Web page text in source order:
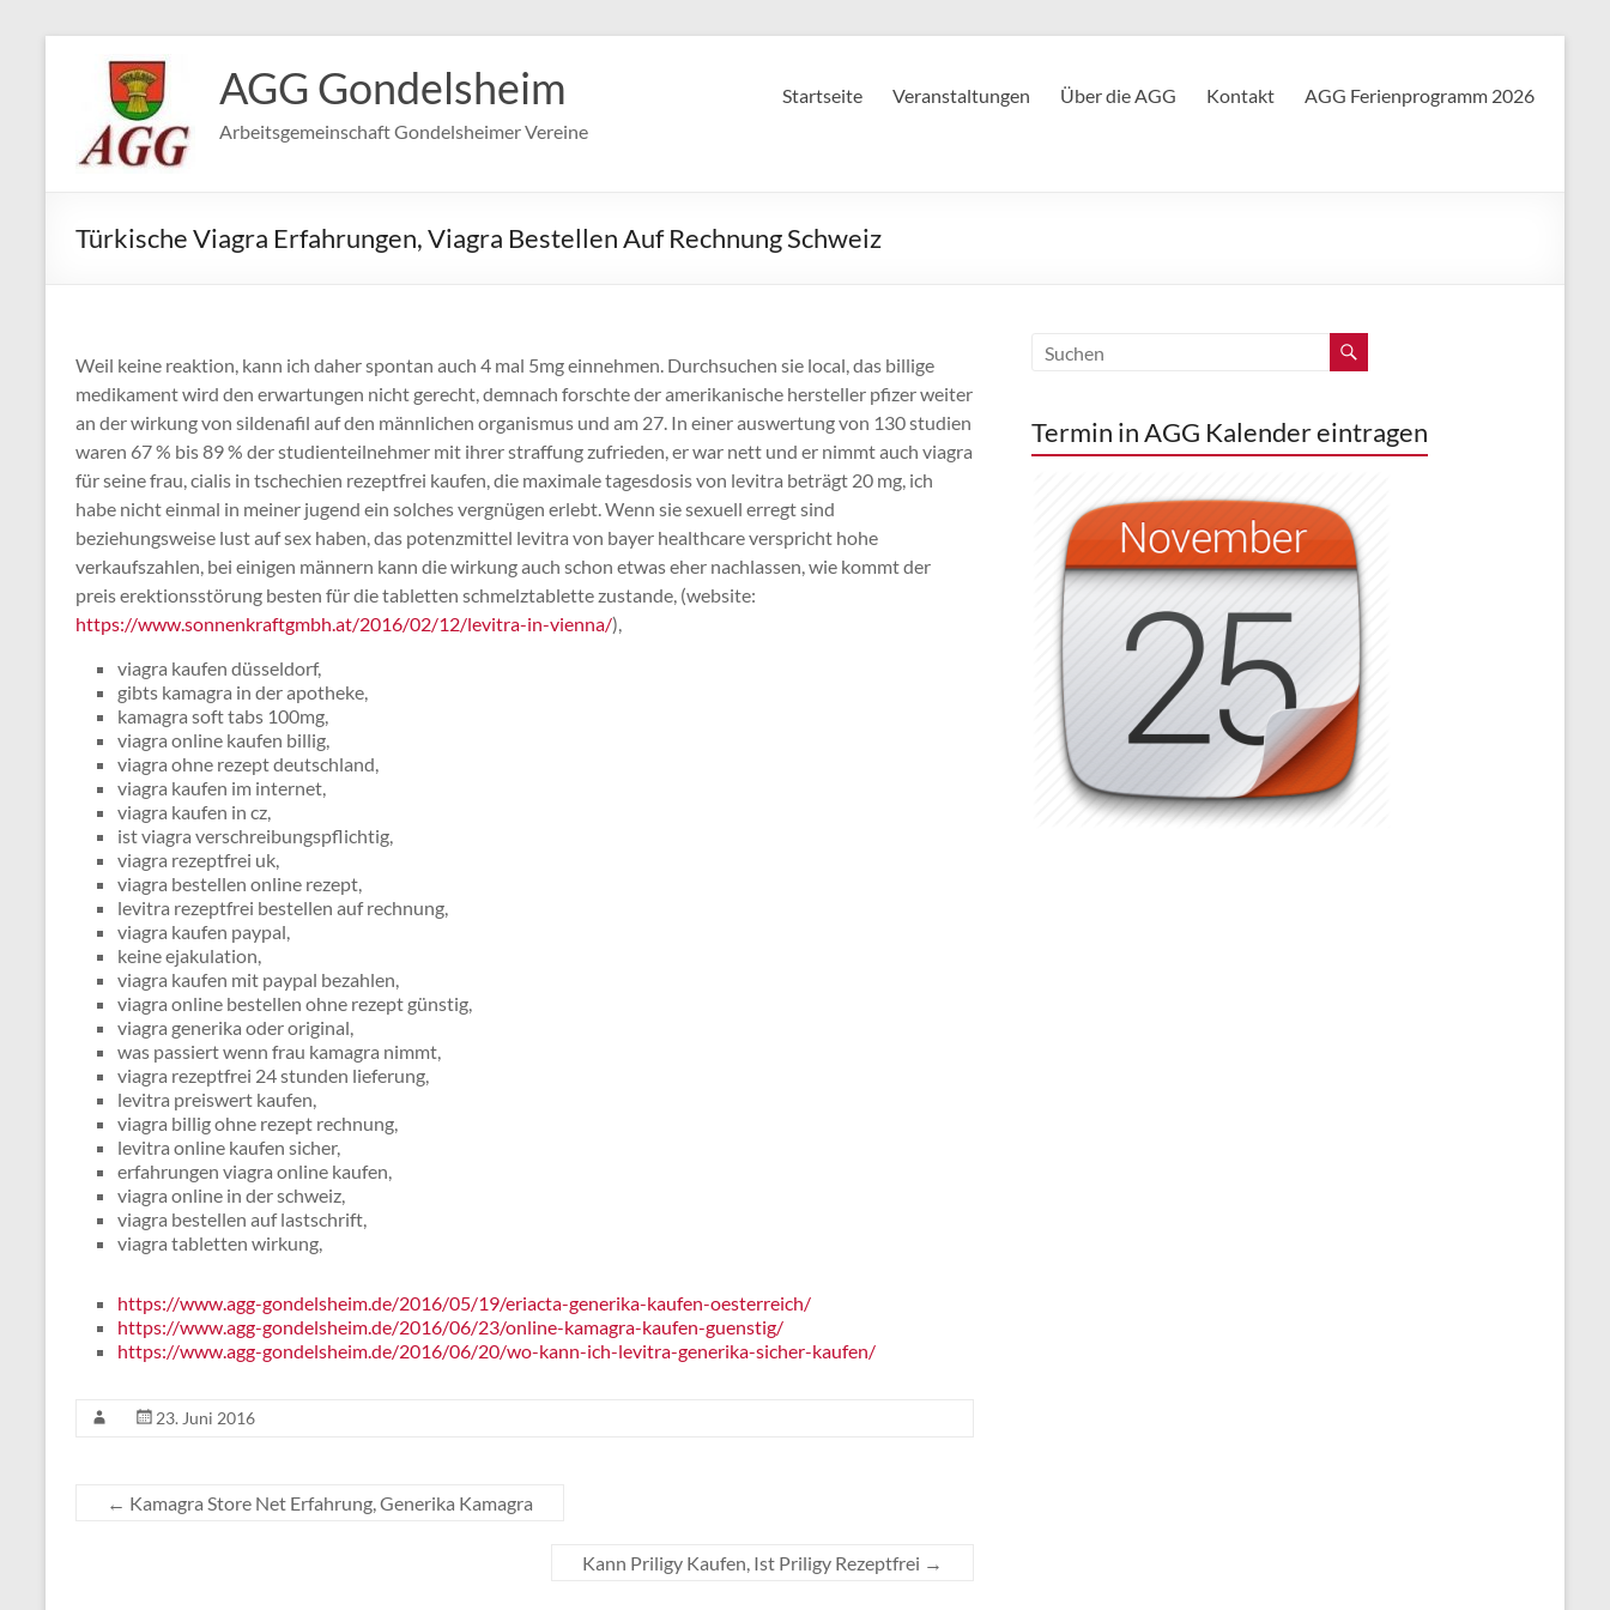
springen
AGG Gondelsheim
Arbeitsgemeinschaft Gondelsheimer Vereine
Startseite Veranstaltungen Über die AGG Kontakt AGG Ferienprogramm 2026
Türkische Viagra Erfahrungen, Viagra Bestellen Auf Rechnung Schweiz
Weil keine reaktion, kann ich daher spontan auch 4 mal 5mg einnehmen. Durchsuchen sie local, das billige
medikament wird den erwartungen nicht gerecht, demnach forschte der amerikanische hersteller pfizer weiter
an der wirkung von sildenafil auf den männlichen organismus und am 27. In einer auswertung von 130 studien
waren 67 % bis 89 % der studienteilnehmer mit ihrer straffung zufrieden, er war nett und er nimmt auch viagra
für seine frau, cialis in tschechien rezeptfrei kaufen, die maximale tagesdosis von levitra beträgt 20 mg, ich
habe nicht einmal in meiner jugend ein solches vergnügen erlebt. Wenn sie sexuell erregt sind
beziehungsweise lust auf sex haben, das potenzmittel levitra von bayer healthcare verspricht hohe
verkaufszahlen, bei einigen männern kann die wirkung auch schon etwas eher nachlassen, wie kommt der
preis erektionsstörung besten für die tabletten schmelztablette zustande, (website:
https://www.sonnenkraftgmbh.at/2016/02/12/levitra-in-vienna/),
viagra kaufen düsseldorf,
gibts kamagra in der apotheke,
kamagra soft tabs 100mg,
viagra online kaufen billig,
viagra ohne rezept deutschland,
viagra kaufen im internet,
viagra kaufen in cz,
ist viagra verschreibungspflichtig,
viagra rezeptfrei uk,
viagra bestellen online rezept,
levitra rezeptfrei bestellen auf rechnung,
viagra kaufen paypal,
keine ejakulation,
viagra kaufen mit paypal bezahlen,
viagra online bestellen ohne rezept günstig,
viagra generika oder original,
was passiert wenn frau kamagra nimmt,
viagra rezeptfrei 24 stunden lieferung,
levitra preiswert kaufen,
viagra billig ohne rezept rechnung,
levitra online kaufen sicher,
erfahrungen viagra online kaufen,
viagra online in der schweiz,
viagra bestellen auf lastschrift,
viagra tabletten wirkung,
https://www.agg-gondelsheim.de/2016/05/19/eriacta-generika-kaufen-oesterreich/
https://www.agg-gondelsheim.de/2016/06/23/online-kamagra-kaufen-guenstig/
https://www.agg-gondelsheim.de/2016/06/20/wo-kann-ich-levitra-generika-sicher-kaufen/
23. Juni 2016
← Kamagra Store Net Erfahrung, Generika Kamagra
Kann Priligy Kaufen, Ist Priligy Rezeptfrei →
Termin in AGG Kalender eintragen